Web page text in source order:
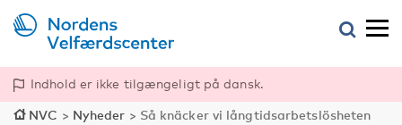
Indhold er ikke tilgængeligt på dansk.
NVC > Nyheder > Så knäcker vi långtidsarbetslösheten